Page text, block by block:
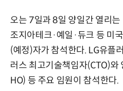
오는 7일과 8일 양일간 열리
조지아테크·예일·듀크 등 미
(예정)자가 참석한다. LG유플
러스 최고기술책임자(CTO)와
HO) 등 주요 임원이 참석한다.